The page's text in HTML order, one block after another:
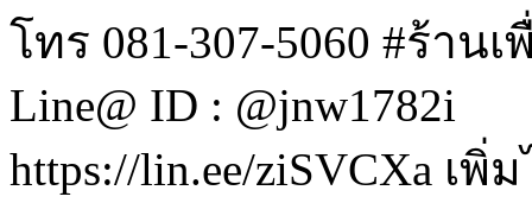
โทร 081-307-5060 #ร้า
Line@ ID : @jnw1782i
https://lin.ee/ziSVCXa เ